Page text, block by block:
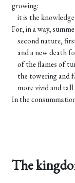
growing:
it is the
For, in a way,
second nature,
and a new death
of the flames of
the towering and
more vivid and tall
In the
The